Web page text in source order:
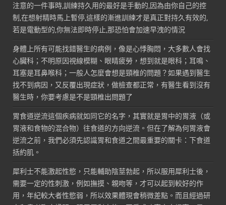
注意的一件事時,訓練持久用的最好是手動的,因為由你自己的控
制,在想射精時馬上暫停,這樣的漸進訓練才是真正對持久有效的,
若是電動型的,你無法即時停止,那恐怕會加速早洩的情況
身體上所有可能找錯醫生的病例，像是心悸胸悶，大多數人會找
心臟科；不明原因視線模糊、眼睛疲勞，想到就是眼科；耳鳴、
耳塞是耳鼻喉科；一般人怎麼會想是頸椎的問題？如果遇到醫生
找不到病因，又反覆出現症狀，做檢查都正常，有醫生看到沒有
醫生時，你要考慮是不是頸椎出問題了
胃食道逆流這個疾病就如同它的名字，其實就是胃中的胃液（或
胃液和食物的混合物）往食道的方向逆流。但在了解為何胃液會
逆流之前，我們必須先認識胃和食道之間最重要的關卡：下食道
括約肌。
犀利士不能激起性慾，只能輔助陰莖勃起，所以服用犀利士後，
需要一定的性刺激，例如撫摸、親吻等，才可以起到較好的作
用，年紀較大者性慾弱，所以效果體現會稍微差點。而且經過研